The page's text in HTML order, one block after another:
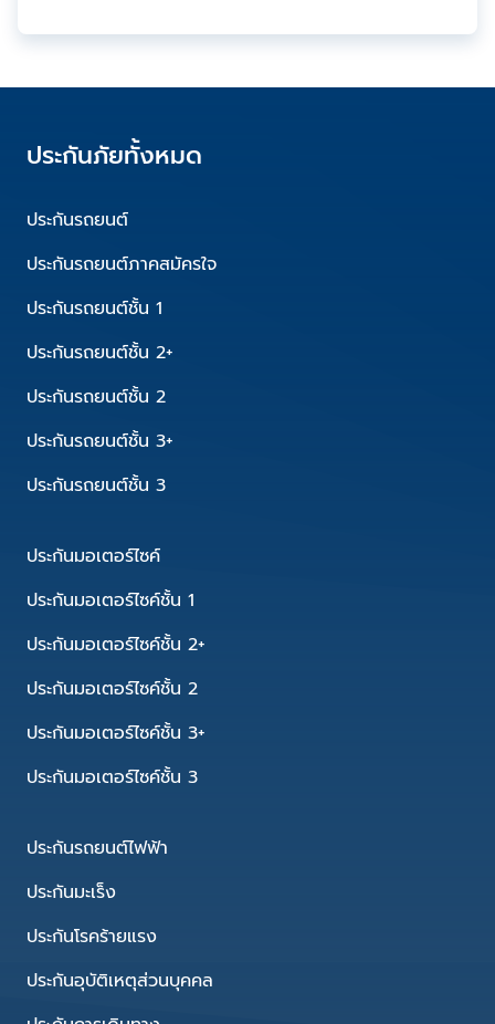
ประกันภัยทั้งหมด
ประกันรถยนต์
ประกันรถยนต์ภาคสมัครใจ
ประกันรถยนต์ชั้น 1
ประกันรถยนต์ชั้น 2+
ประกันรถยนต์ชั้น 2
ประกันรถยนต์ชั้น 3+
ประกันรถยนต์ชั้น 3
ประกันมอเตอร์ไซค์
ประกันมอเตอร์ไซค์ชั้น 1
ประกันมอเตอร์ไซค์ชั้น 2+
ประกันมอเตอร์ไซค์ชั้น 2
ประกันมอเตอร์ไซค์ชั้น 3+
ประกันมอเตอร์ไซค์ชั้น 3
ประกันรถยนต์ไฟฟ้า
ประกันมะเร็ง
ประกันโรคร้ายแรง
ประกันอุบัติเหตุส่วนบุคคล